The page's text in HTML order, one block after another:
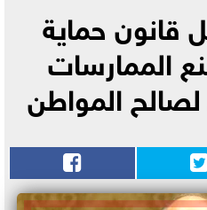
قانون حماية
الممارسات
لصالح المواطن